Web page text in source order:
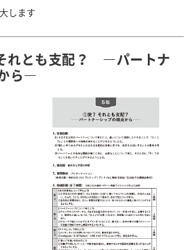
します
とも支配？ ―パートナ
ら―